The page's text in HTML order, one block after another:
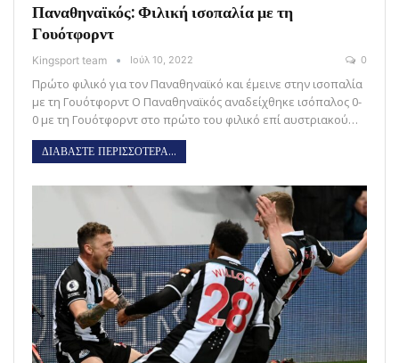
Παναθηναϊκός: Φιλική ισοπαλία με τη
Γουότφορντ
Kingsport team Ιούλ 10, 2022 0
Πρώτο φιλικό για τον Παναθηναϊκό και έμεινε στην ισοπαλία
με τη Γουότφορντ Ο Παναθηναϊκός αναδείχθηκε ισόπαλος 0-
0 με τη Γουότφορντ στο πρώτο του φιλικό επί αυστριακού…
ΔΙΑΒΑΣΤΕ ΠΕΡΙΣΣΟΤΕΡΑ...